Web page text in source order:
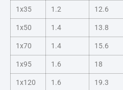
1x35 1.2 12.6
1x50 1.4 13.8
1x70 1.4 15.6
1x95 1.6 18
1x120 1.6 19.3